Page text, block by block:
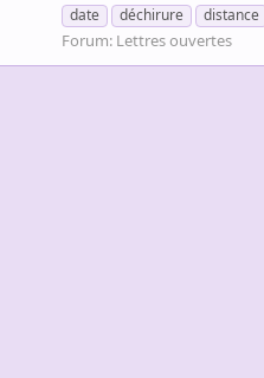
date
déchirure distance
Forum: Lettres ouvertes